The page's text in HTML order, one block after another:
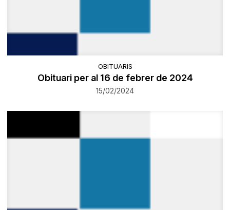
OBITUARIS
Obituari per al 16 de febrer de 2024
15/02/2024